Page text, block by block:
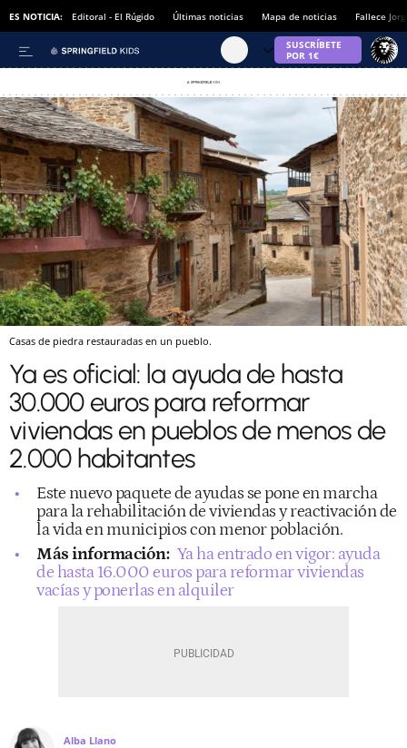
ES NOTICIA: Editoral - El Rúgido Últimas noticias Mapa de noticias Fallece
Casas de piedra restauradas en un pueblo.
Ya es oficial: la ayuda de hasta
30.000 euros para reformar
viviendas en pueblos de menos de
2.000 habitantes
Este nuevo paquete de ayudas se pone en marcha
para la rehabilitación de viviendas y reactivación de
la vida en municipios con menor población.
Más información: Ya ha entrado en vigor: ayuda
de hasta 16.000 euros para reformar viviendas
vacías y ponerlas en alquiler
Alba Llano